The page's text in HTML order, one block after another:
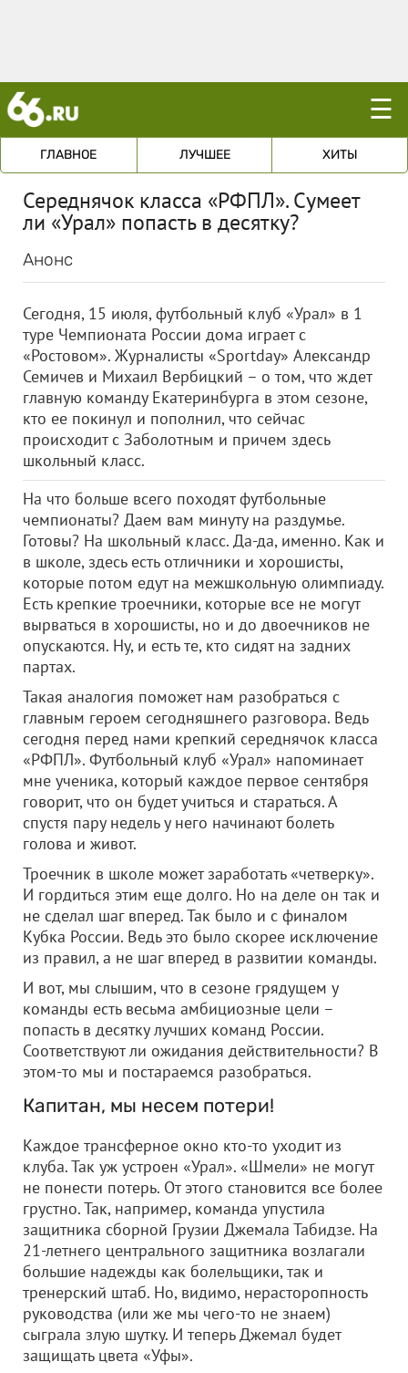
☰
ГЛАВНОЕ ЛУЧШЕЕ ХИТЫ
Середнячок класса «РФПЛ». Сумеет
ли «Урал» попасть в десятку?
Анонс
Сегодня, 15 июля, футбольный клуб «Урал» в 1
туре Чемпионата России дома играет с
«Ростовом». Журналисты «Sportday» Александр
Семичев и Михаил Вербицкий – о том, что ждет
главную команду Екатеринбурга в этом сезоне,
кто ее покинул и пополнил, что сейчас
происходит с Заболотным и причем здесь
школьный класс.
На что больше всего походят футбольные
чемпионаты? Даем вам минуту на раздумье.
Готовы? На школьный класс. Да-да, именно. Как и
в школе, здесь есть отличники и хорошисты,
которые потом едут на межшкольную олимпиаду.
Есть крепкие троечники, которые все не могут
вырваться в хорошисты, но и до двоечников не
опускаются. Ну, и есть те, кто сидят на задних
партах.
Такая аналогия поможет нам разобраться с
главным героем сегодняшнего разговора. Ведь
сегодня перед нами крепкий середнячок класса
«РФПЛ». Футбольный клуб «Урал» напоминает
мне ученика, который каждое первое сентября
говорит, что он будет учиться и стараться. А
спустя пару недель у него начинают болеть
голова и живот.
Троечник в школе может заработать «четверку».
И гордиться этим еще долго. Но на деле он так и
не сделал шаг вперед. Так было и с финалом
Кубка России. Ведь это было скорее исключение
из правил, а не шаг вперед в развитии команды.
И вот, мы слышим, что в сезоне грядущем у
команды есть весьма амбициозные цели –
попасть в десятку лучших команд России.
Соответствуют ли ожидания действительности? В
этом-то мы и постараемся разобраться.
Капитан, мы несем потери!
Каждое трансферное окно кто-то уходит из
клуба. Так уж устроен «Урал». «Шмели» не могут
не понести потерь. От этого становится все более
грустно. Так, например, команда упустила
защитника сборной Грузии Джемала Табидзе. На
21-летнего центрального защитника возлагали
большие надежды как болельщики, так и
тренерский штаб. Но, видимо, нерасторопность
руководства (или же мы чего-то не знаем)
сыграла злую шутку. И теперь Джемал будет
защищать цвета «Уфы».